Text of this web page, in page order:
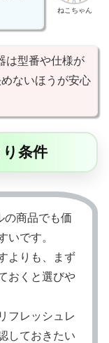
ねこちゃん
は型番や仕様が
ないほうが安心
条件
の商品でも価
いです。
よりも、まず
おくと選びや
フレッシュレ
しておきたい